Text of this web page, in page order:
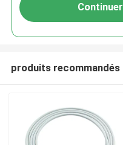
Continuer
produits recommandés